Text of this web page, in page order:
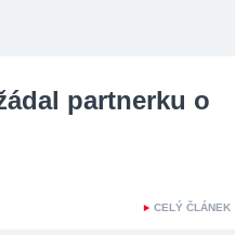
partnerku o
CELÝ ČLÁNEK